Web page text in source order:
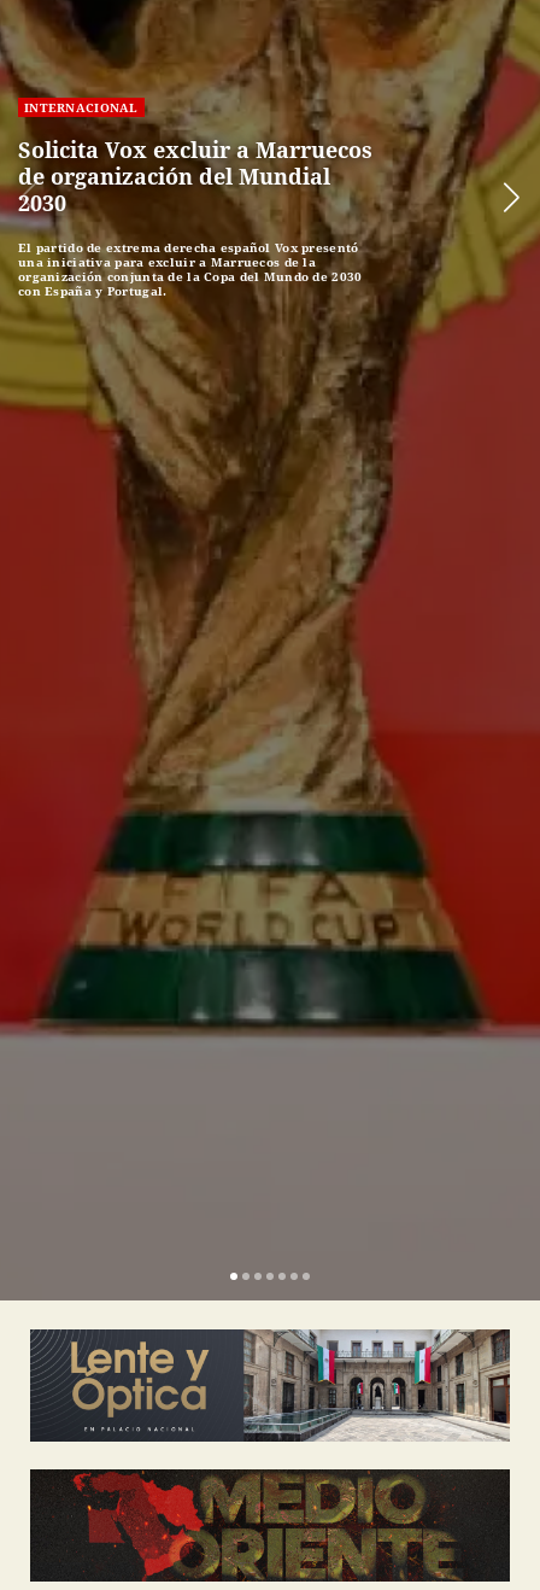
INTERNACIONAL
Solicita Vox excluir a Marruecos
de organización del Mundial
2030
El partido de extrema derecha español Vox presentó
una iniciativa para excluir a Marruecos de la
organización conjunta de la Copa del Mundo de 2030
con España y Portugal.